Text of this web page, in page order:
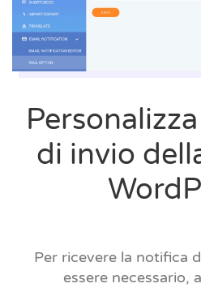
di invio
Per ricevere la notifica
essere necessario,